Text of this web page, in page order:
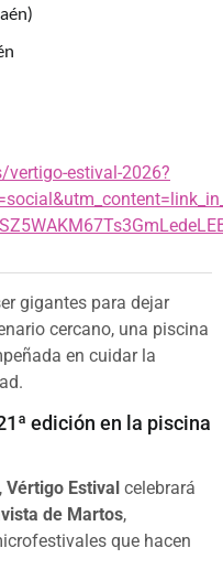
estival-2026?
gigantes para dejar
cercano, una piscina
en cuidar la
edición en la piscina
, Vértigo Estival celebrará
de Martos,
que hacen